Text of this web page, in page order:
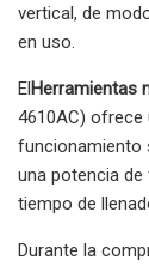
vertical, de
en uso.
ElHerramientas
4610AC) ofrece
funcionamiento
una potencia
tiempo de
Durante la